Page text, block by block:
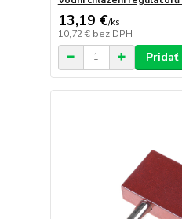
13,19 €/ks
10,72 € bez DPH
Pridať